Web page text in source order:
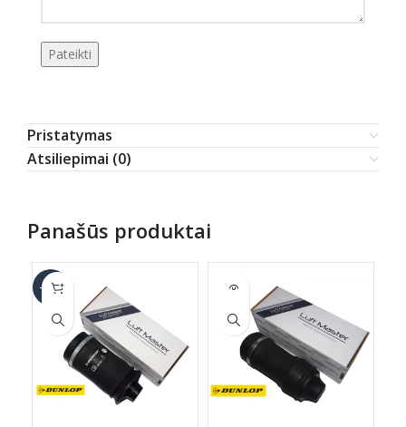
Pristatymas
Atsiliepimai (0)
Panašūs produktai
-17%
SOLD
OUT